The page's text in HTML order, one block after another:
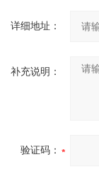
详细地址：
补充说明：
验证码：